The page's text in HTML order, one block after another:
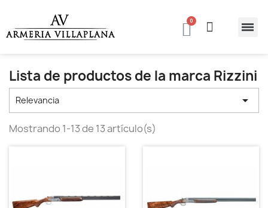
Lista de productos de la marca Rizzini
Relevancia 
Mostrando 1-13 de 13 artículo(s)